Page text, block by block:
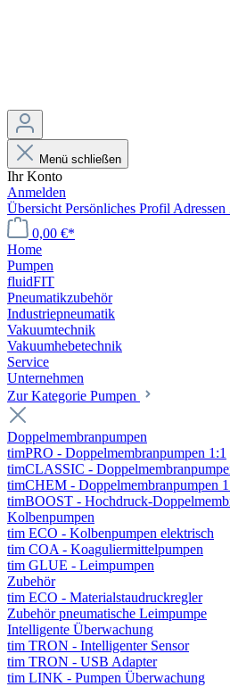
Menü schließen
Ihr Konto
Anmelden
Übersicht Persönliches Profil Adressen
0,00 €*
Home
Pumpen
fluidFIT
Pneumatikzubehör
Industriepneumatik
Vakuumtechnik
Vakuumhebetechnik
Service
Unternehmen
Zur Kategorie Pumpen
Doppelmembranpumpen
timPRO - Doppelmembranpumpen 1:1
timCLASSIC -
timCHEM - Doppelmembranpumpen
timBOOST - Hochdruck-
Kolbenpumpen
tim ECO - Kolbenpumpen elektrisch
tim COA - Koaguliermittelpumpen
tim GLUE - Leimpumpen
Zubehör
tim ECO - Materialstaudruckregler
Zubehör pneumatische Leimpumpe
Intelligente Überwachung
tim TRON - Intelligenter Sensor
tim TRON - USB Adapter
tim LINK - Pumpen Überwachung